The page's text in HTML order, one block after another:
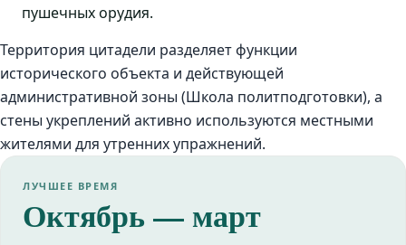
пушечных орудия.
Территория цитадели разделяет функции
исторического объекта и действующей
административной зоны (Школа политподготовки), а
стены укреплений активно используются местными
жителями для утренних упражнений.
ЛУЧШЕЕ ВРЕМЯ
Октябрь — март